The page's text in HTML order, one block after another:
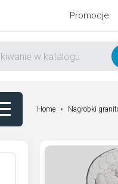
Promocje
Home Nagrobki